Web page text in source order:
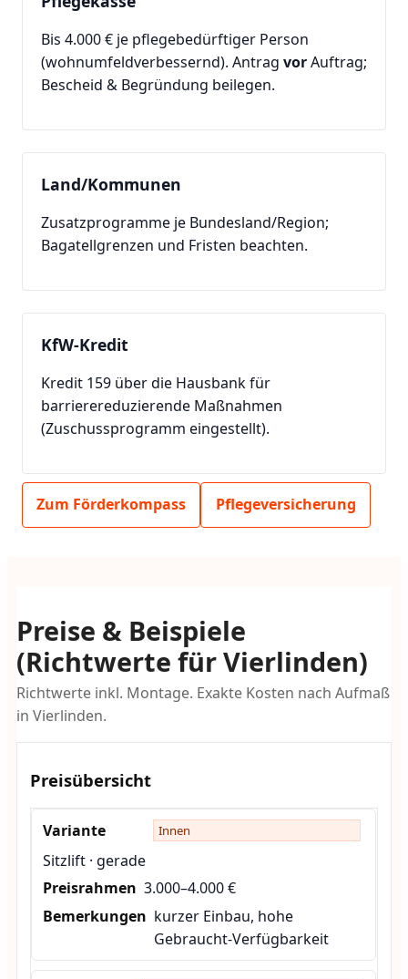
Bis 4.000 € je pflegebedürftiger Person
(wohnumfeldverbessernd). Antrag vorAuftrag;
Bescheid & Begründung beilegen.
Land/Kommunen
Zusatzprogramme je Bundesland/Region;
Bagatellgrenzen und Fristen beachten.
KfW-Kredit
Kredit 159 über die Hausbank für
barrierereduzierende Maßnahmen
(Zuschussprogramm eingestellt).
Zum Förderkompass Pflegeversicherung
Preise & Beispiele
(Richtwerte für Vierlinden)
Richtwerte inkl. Montage. Exakte Kosten nach Aufmaß
in Vierlinden.
Preisübersicht
Innen
Sitzlift · gerade
3.000–4.000 €
kurzer Einbau, hohe
Gebraucht-Verfügbarkeit